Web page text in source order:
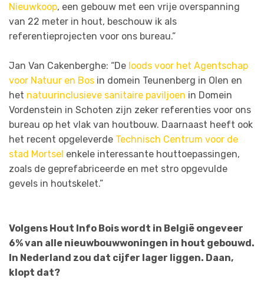
Nieuwkoop, een gebouw met een vrije overspanning
van 22 meter in hout, beschouw ik als
referentieprojecten voor ons bureau.”
Jan Van Cakenberghe: “De loods voor het Agentschap
voor Natuur en Bos in domein Teunenberg in Olen en
het natuurinclusieve sanitaire paviljoen in Domein
Vordenstein in Schoten zijn zeker referenties voor ons
bureau op het vlak van houtbouw. Daarnaast heeft ook
het recent opgeleverde Technisch Centrum voor de
stad Mortsel enkele interessante houttoepassingen,
zoals de geprefabriceerde en met stro opgevulde
gevels in houtskelet.”
Volgens Hout Info Bois wordt in België ongeveer
6% van alle nieuwbouwwoningen in hout gebouwd.
In Nederland zou dat cijfer lager liggen. Daan,
klopt dat?